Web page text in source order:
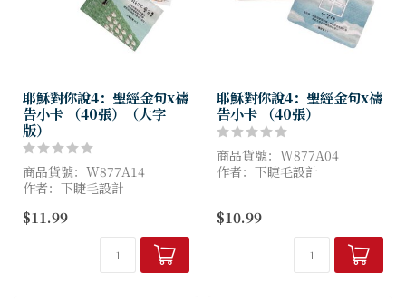
耶穌對你說4：聖經金句x禱
告小卡 （40張）（大字
版）
商品貨號：W877A14
作者：下睫毛設計
$11.99
耶穌對你說4：聖經金句x禱
告小卡 （40張）
商品貨號：W877A04
作者：下睫毛設計
$10.99